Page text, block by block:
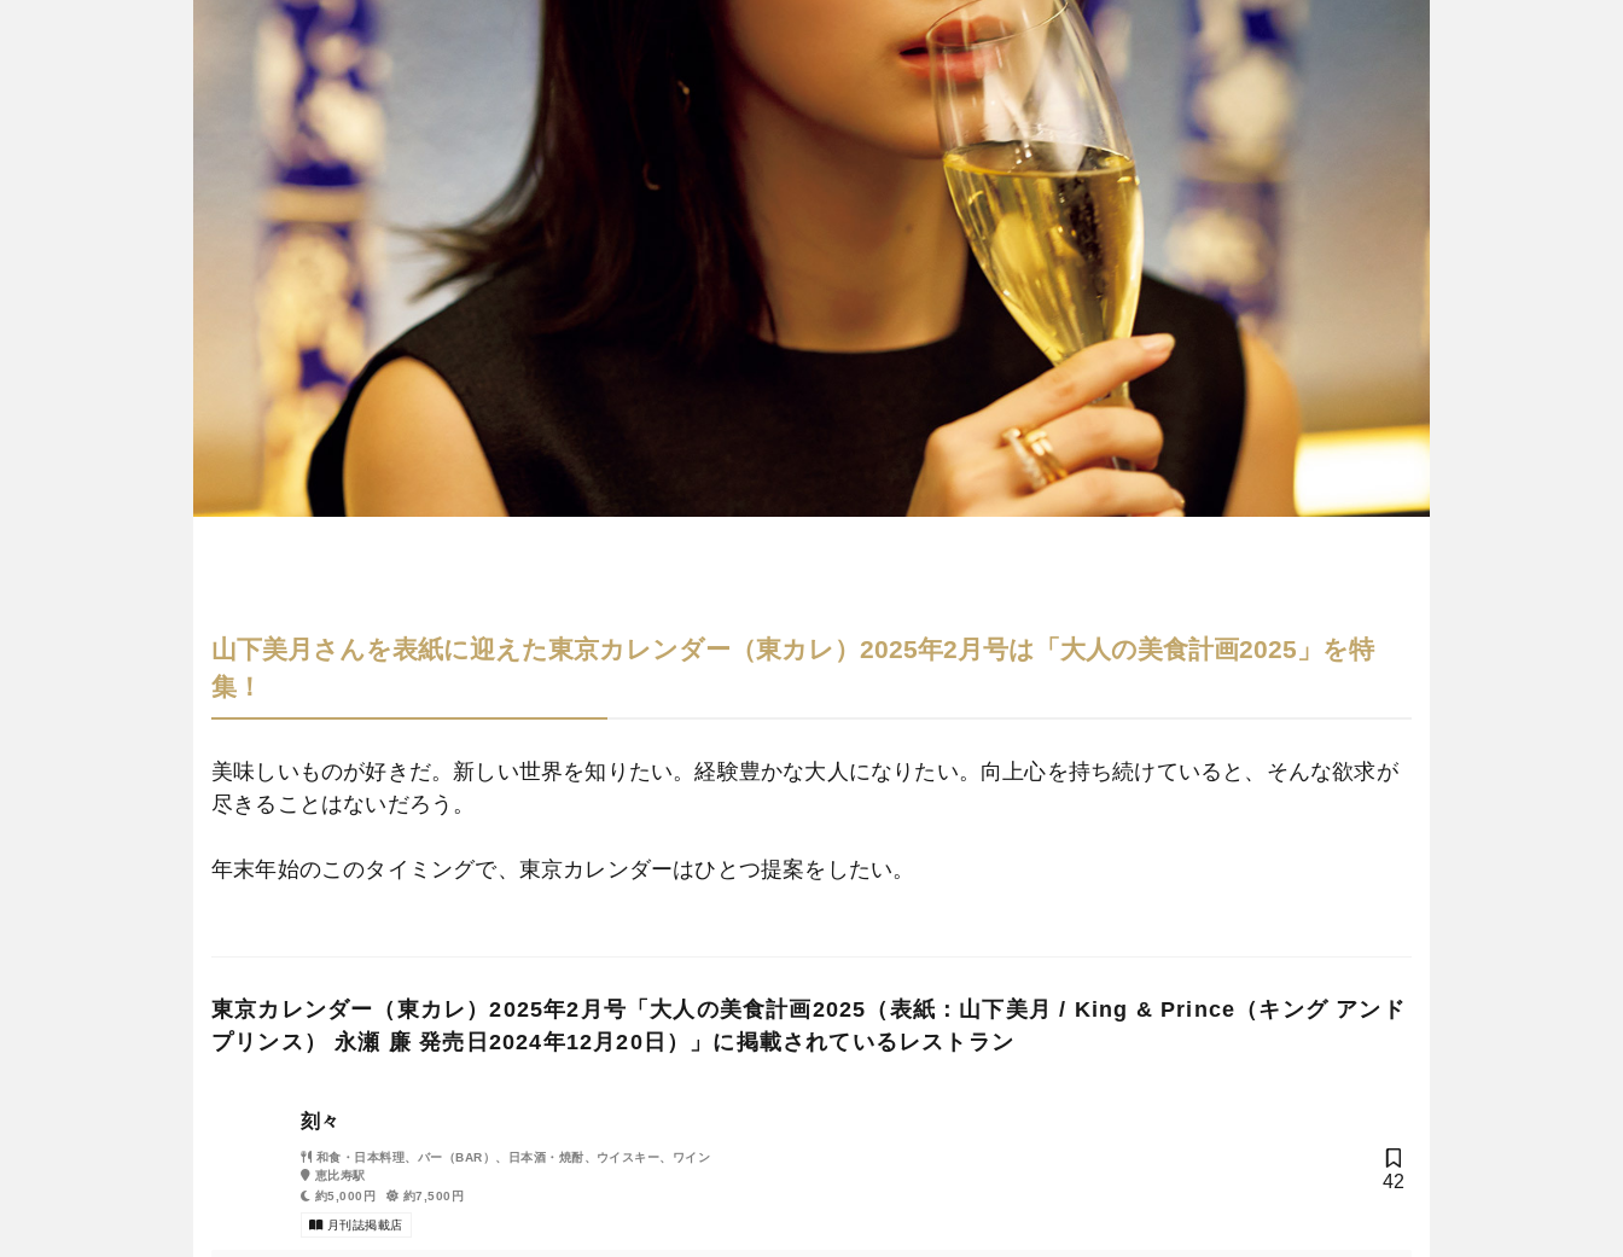
山下美月さんを表紙に迎えた東京カレンダー（東カレ）2025年2月号は「大人の美食計画2025」を特
集！
美味しいものが好きだ。新しい世界を知りたい。経験豊かな大人になりたい。向上心を持ち続けていると、そんな欲求が
尽きることはないだろう。
年末年始のこのタイミングで、東京カレンダーはひとつ提案をしたい。
コロナ禍を経て、外食に対する価値観が激変し、新たな美食トレンドが構築され始めた今。気持ちを新たに、グルメ度を
深める絶好の機運が到来している。
気になっていたけど踏み出せていない新たなグルメの世界の扉を開き、人生を豊かにする「大人の美食計画」を５つ、プ
ログラムしてご提案。
東京カレンダー（東カレ）2025年2月号「大人の美食計画2025（表紙：山下美月 / King & Prince（キング アンド
プリンス） 永瀬 廉 発売日2024年12月20日）」に掲載されているレストラン
刻々
和食・日本料理、バー（BAR）、日本酒・焼酎、ウイスキー、ワイン
恵比寿駅
約5,000円
約7,500円
月刊誌掲載店
42